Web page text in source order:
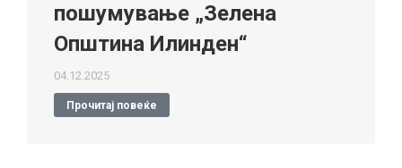
пошумување „Зелена
Општина Илинден“
04.12.2025
Прочитај повеќе